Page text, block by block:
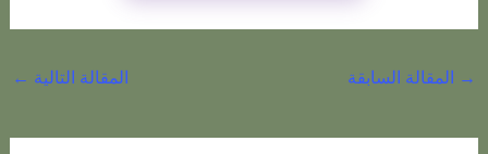
→ المقالة السابقة المقالة التالية ←